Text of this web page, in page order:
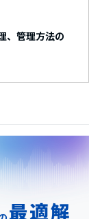
、管理方法の